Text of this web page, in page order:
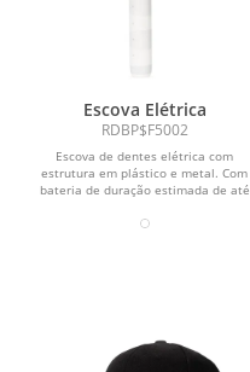
Escova Elétrica
RDBP$F5002
Escova de dentes elétrica com
estrutura em plástico e metal. Com
bateria de duração estimada de até